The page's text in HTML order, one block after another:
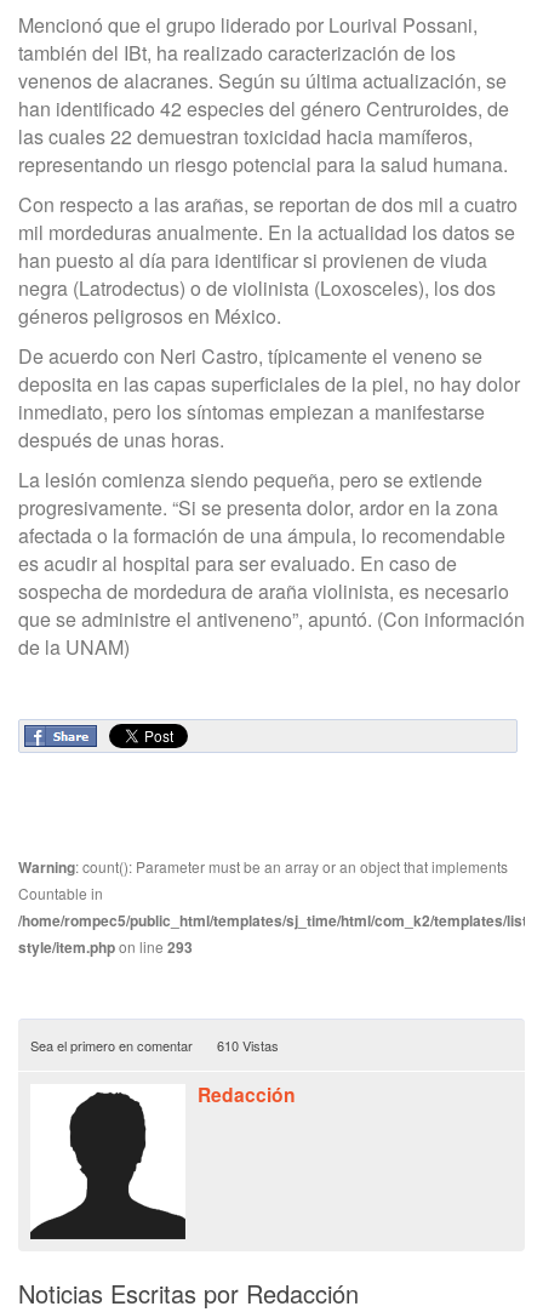
Mencionó que el grupo liderado por Lourival Possani,
también del IBt, ha realizado caracterización de los
venenos de alacranes. Según su última actualización, se
han identificado 42 especies del género Centruroides, de
las cuales 22 demuestran toxicidad hacia mamíferos,
representando un riesgo potencial para la salud humana.
Con respecto a las arañas, se reportan de dos mil a cuatro
mil mordeduras anualmente. En la actualidad los datos se
han puesto al día para identificar si provienen de viuda
negra (Latrodectus) o de violinista (Loxosceles), los dos
géneros peligrosos en México.
De acuerdo con Neri Castro, típicamente el veneno se
deposita en las capas superficiales de la piel, no hay dolor
inmediato, pero los síntomas empiezan a manifestarse
después de unas horas.
La lesión comienza siendo pequeña, pero se extiende
progresivamente. “Si se presenta dolor, ardor en la zona
afectada o la formación de una ámpula, lo recomendable
es acudir al hospital para ser evaluado. En caso de
sospecha de mordedura de araña violinista, es necesario
que se administre el antiveneno”, apuntó. (Con información
de la UNAM)
Warning: count(): Parameter must be an array or an object that implements
Countable in
/home/rompec5/public_html/templates/sj_time/html/com_k2/templates/
style/item.phpon line 293
Sea el primero en comentar 610 Vistas
Redacción
Noticias Escritas por Redacción